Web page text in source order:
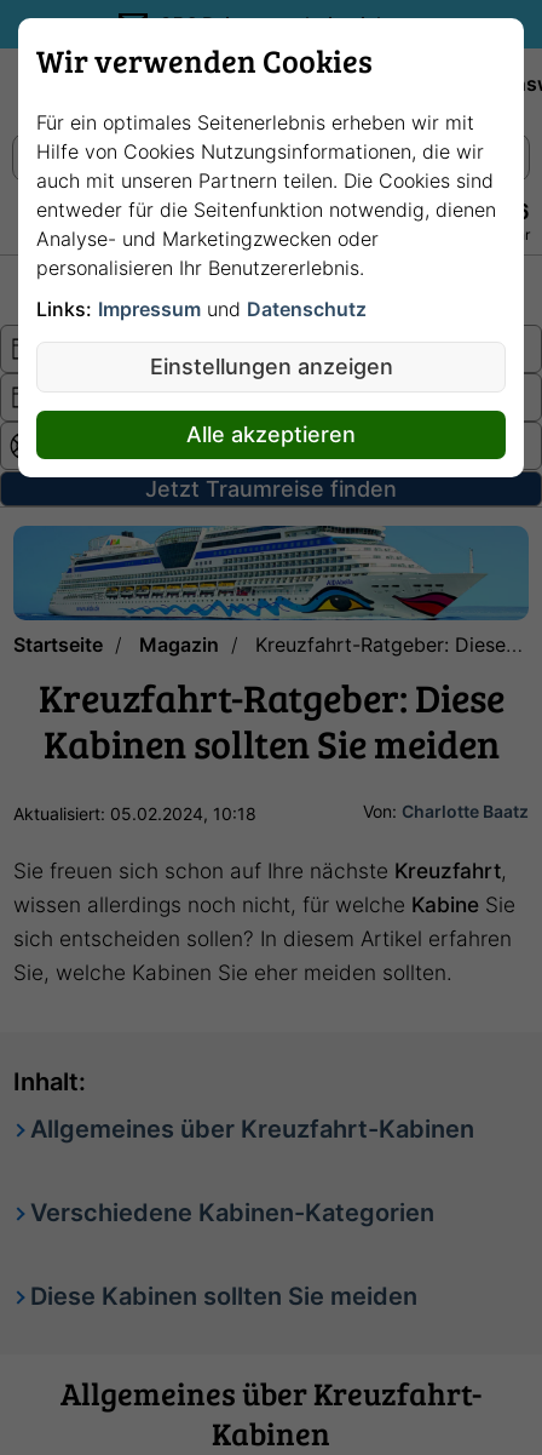
35€ Reisegutschein sichern.
+49 228 3875 7256
Persönlich · Kostenlos · Täglich 08–22 Uhr
Jetzt Traumreise finden
Startseite Magazin Kreuzfahrt-Ratgeber: Diese Kabinen sollten Sie meiden
Kreuzfahrt-Ratgeber: Diese
Kabinen sollten Sie meiden
Von: Charlotte Baatz
Aktualisiert: 05.02.2024, 10:18
Sie freuen sich schon auf Ihre nächste Kreuzfahrt,
wissen allerdings noch nicht, für welche Kabine Sie
sich entscheiden sollen? In diesem Artikel erfahren
Sie, welche Kabinen Sie eher meiden sollten.
Inhalt:
Allgemeines über Kreuzfahrt-Kabinen
Verschiedene Kabinen-Kategorien
Diese Kabinen sollten Sie meiden
Allgemeines über Kreuzfahrt-
Kabinen
Wir verwenden Cookies
Für ein optimales Seitenerlebnis erheben wir mit
Hilfe von Cookies Nutzungsinformationen, die wir
auch mit unseren Partnern teilen. Die Cookies sind
entweder für die Seitenfunktion notwendig, dienen
Analyse- und Marketingzwecken oder
personalisieren Ihr Benutzererlebnis.
Links: Impressum und Datenschutz
Einstellungen anzeigen
Alle akzeptieren